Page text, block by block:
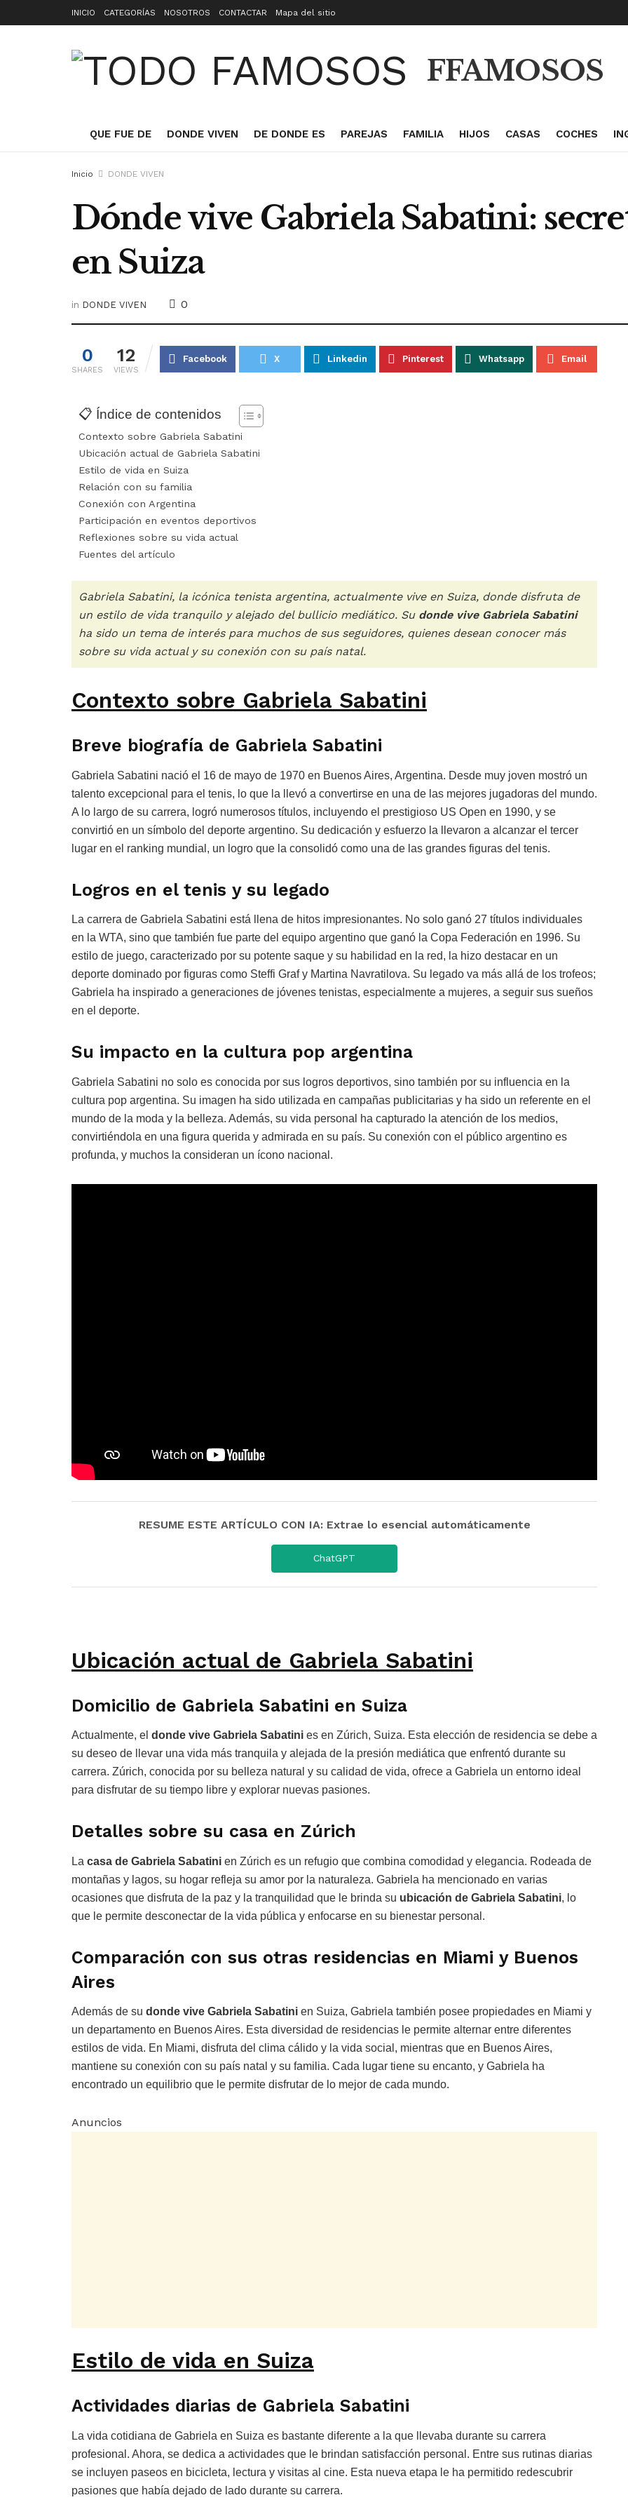
INICIO CATEGORÍAS NOSOTROS CONTACTAR Mapa del sitio
FFAMOSOS
QUE FUE DE DONDE VIVEN DE DONDE ES PAREJAS FAMILIA HIJOS CASAS COCHES
Inicio DONDE VIVEN
Dónde vive Gabriela Sabatini:
en Suiza
in DONDE VIVEN 0
0
SHARES
12
VIEWS
Facebook X Linkedin Pinterest Whatsapp Email
📋 Índice de contenidos
Contexto sobre Gabriela Sabatini
Ubicación actual de Gabriela Sabatini
Estilo de vida en Suiza
Relación con su familia
Conexión con Argentina
Participación en eventos deportivos
Reflexiones sobre su vida actual
Fuentes del artículo
Gabriela Sabatini, la icónica tenista argentina, actualmente vive en Suiza, donde disfruta de
un estilo de vida tranquilo y alejado del bullicio mediático. Su donde vive Gabriela Sabatini
ha sido un tema de interés para muchos de sus seguidores, quienes desean conocer más
sobre su vida actual y su conexión con su país natal.
Contexto sobre Gabriela Sabatini
Breve biografía de Gabriela Sabatini
Gabriela Sabatini nació el 16 de mayo de 1970 en Buenos Aires, Argentina. Desde muy joven mostró un
talento excepcional para el tenis, lo que la llevó a convertirse en una de las mejores jugadoras del mundo.
A lo largo de su carrera, logró numerosos títulos, incluyendo el prestigioso US Open en 1990, y se
convirtió en un símbolo del deporte argentino. Su dedicación y esfuerzo la llevaron a alcanzar el tercer
lugar en el ranking mundial, un logro que la consolidó como una de las grandes figuras del tenis.
Logros en el tenis y su legado
La carrera de Gabriela Sabatini está llena de hitos impresionantes. No solo ganó 27 títulos individuales
en la WTA, sino que también fue parte del equipo argentino que ganó la Copa Federación en 1996. Su
estilo de juego, caracterizado por su potente saque y su habilidad en la red, la hizo destacar en un
deporte dominado por figuras como Steffi Graf y Martina Navratilova. Su legado va más allá de los trofeos;
Gabriela ha inspirado a generaciones de jóvenes tenistas, especialmente a mujeres, a seguir sus sueños
en el deporte.
Su impacto en la cultura pop argentina
Gabriela Sabatini no solo es conocida por sus logros deportivos, sino también por su influencia en la
cultura pop argentina. Su imagen ha sido utilizada en campañas publicitarias y ha sido un referente en el
mundo de la moda y la belleza. Además, su vida personal ha capturado la atención de los medios,
convirtiéndola en una figura querida y admirada en su país. Su conexión con el público argentino es
profunda, y muchos la consideran un ícono nacional.
RESUME ESTE ARTÍCULO CON IA: Extrae lo esencial automáticamente
ChatGPT
Ubicación actual de Gabriela Sabatini
Domicilio de Gabriela Sabatini en Suiza
Actualmente, el donde vive Gabriela Sabatini es en Zúrich, Suiza. Esta elección de residencia se debe a
su deseo de llevar una vida más tranquila y alejada de la presión mediática que enfrentó durante su
carrera. Zúrich, conocida por su belleza natural y su calidad de vida, ofrece a Gabriela un entorno ideal
para disfrutar de su tiempo libre y explorar nuevas pasiones.
Detalles sobre su casa en Zúrich
La casa de Gabriela Sabatini en Zúrich es un refugio que combina comodidad y elegancia. Rodeada de
montañas y lagos, su hogar refleja su amor por la naturaleza. Gabriela ha mencionado en varias
ocasiones que disfruta de la paz y la tranquilidad que le brinda su ubicación de Gabriela Sabatini, lo
que le permite desconectar de la vida pública y enfocarse en su bienestar personal.
Comparación con sus otras residencias en Miami y Buenos
Aires
Además de su donde vive Gabriela Sabatini en Suiza, Gabriela también posee propiedades en Miami y
un departamento en Buenos Aires. Esta diversidad de residencias le permite alternar entre diferentes
estilos de vida. En Miami, disfruta del clima cálido y la vida social, mientras que en Buenos Aires,
mantiene su conexión con su país natal y su familia. Cada lugar tiene su encanto, y Gabriela ha
encontrado un equilibrio que le permite disfrutar de lo mejor de cada mundo.
Anuncios
Estilo de vida en Suiza
Actividades diarias de Gabriela Sabatini
La vida cotidiana de Gabriela en Suiza es bastante diferente a la que llevaba durante su carrera
profesional. Ahora, se dedica a actividades que le brindan satisfacción personal. Entre sus rutinas diarias
se incluyen paseos en bicicleta, lectura y visitas al cine. Esta nueva etapa le ha permitido redescubrir
pasiones que había dejado de lado durante su carrera.